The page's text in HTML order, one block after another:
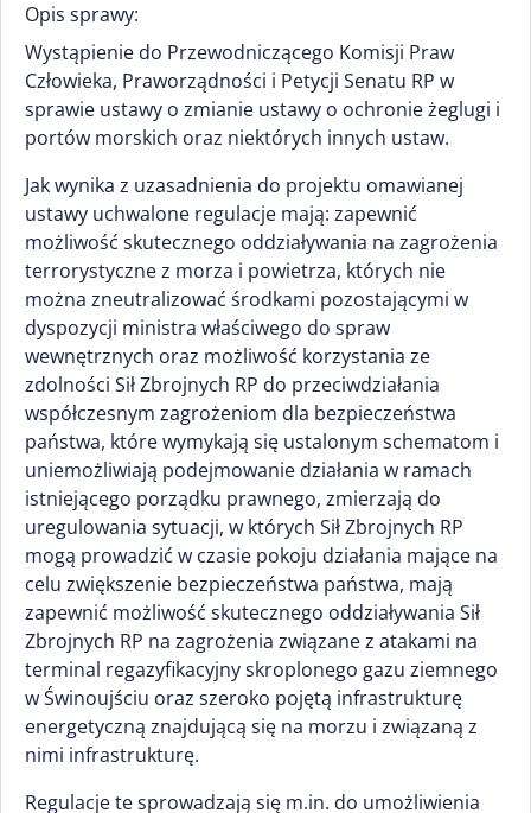
Opis sprawy:
Wystąpienie do Przewodniczącego Komisji Praw
Człowieka, Praworządności i Petycji Senatu RP w
sprawie ustawy o zmianie ustawy o ochronie żeglugi i
portów morskich oraz niektórych innych ustaw.
Jak wynika z uzasadnienia do projektu omawianej
ustawy uchwalone regulacje mają: zapewnić
możliwość skutecznego oddziaływania na zagrożenia
terrorystyczne z morza i powietrza, których nie
można zneutralizować środkami pozostającymi w
dyspozycji ministra właściwego do spraw
wewnętrznych oraz możliwość korzystania ze
zdolności Sił Zbrojnych RP do przeciwdziałania
współczesnym zagrożeniom dla bezpieczeństwa
państwa, które wymykają się ustalonym schematom i
uniemożliwiają podejmowanie działania w ramach
istniejącego porządku prawnego, zmierzają do
uregulowania sytuacji, w których Sił Zbrojnych RP
mogą prowadzić w czasie pokoju działania mające na
celu zwiększenie bezpieczeństwa państwa, mają
zapewnić możliwość skutecznego oddziaływania Sił
Zbrojnych RP na zagrożenia związane z atakami na
terminal regazyfikacyjny skroplonego gazu ziemnego
w Świnoujściu oraz szeroko pojętą infrastrukturę
energetyczną znajdującą się na morzu i związaną z
nimi infrastrukturę.
Regulacje te sprowadzają się m.in. do umożliwienia